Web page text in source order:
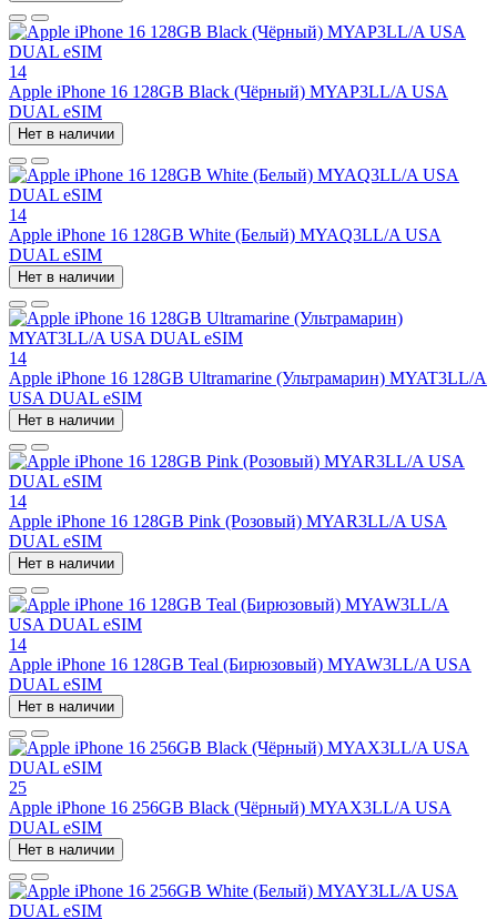
14
Apple iPhone 16 128GB Black (Чёрный) MYAP3LL/A USA
DUAL eSIM
Нет в наличии
14
Apple iPhone 16 128GB White (Белый) MYAQ3LL/A USA
DUAL eSIM
Нет в наличии
14
Apple iPhone 16 128GB Ultramarine (Ультрамарин) MYAT3LL/A
USA DUAL eSIM
Нет в наличии
14
Apple iPhone 16 128GB Pink (Розовый) MYAR3LL/A USA
DUAL eSIM
Нет в наличии
14
Apple iPhone 16 128GB Teal (Бирюзовый) MYAW3LL/A USA
DUAL eSIM
Нет в наличии
25
Apple iPhone 16 256GB Black (Чёрный) MYAX3LL/A USA
DUAL eSIM
Нет в наличии